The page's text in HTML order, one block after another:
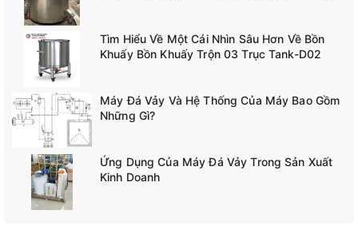
Tìm Hiểu Về Một Cái Nhìn Sâu Hơn Về Bồn
Khuấy Bồn Khuấy Trộn 03 Trục Tank-D02
Máy Đá Vảy Và Hệ Thống Của Máy Bao Gồm
Những Gì?
Ứng Dụng Của Máy Đá Vảy Trong Sản Xuất
Kinh Doanh